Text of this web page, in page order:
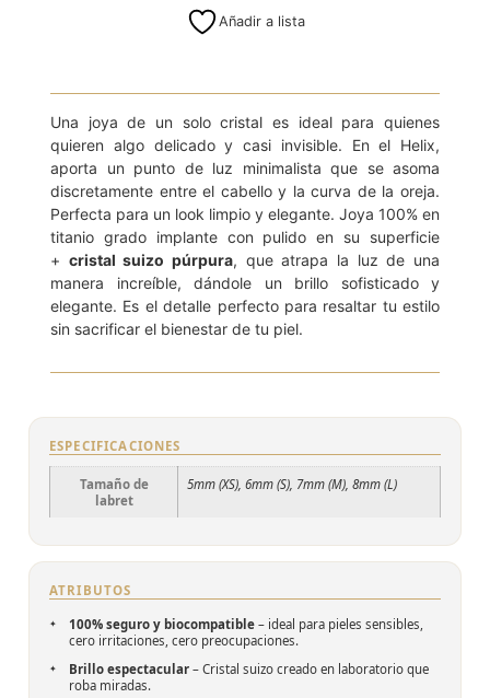
Añadir a lista
Una joya de un solo cristal es ideal para quienes
quieren algo delicado y casi invisible. En el Helix,
aporta un punto de luz minimalista que se asoma
discretamente entre el cabello y la curva de la oreja.
Perfecta para un look limpio y elegante. Joya 100% en
titanio grado implante con pulido en su superficie
+ cristal suizo púrpura, que atrapa la luz de una
manera increíble, dándole un brillo sofisticado y
elegante. Es el detalle perfecto para resaltar tu estilo
sin sacrificar el bienestar de tu piel.
ESPECIFICACIONES
Tamaño de
labret
5mm (XS), 6mm (S), 7mm (M), 8mm (L)
ATRIBUTOS
100% seguro y biocompatible – ideal para pieles sensibles,
cero irritaciones, cero preocupaciones.
Brillo espectacular – Cristal suizo creado en laboratorio que
roba miradas.